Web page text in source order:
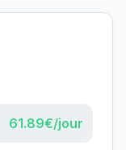
61.89€/jour